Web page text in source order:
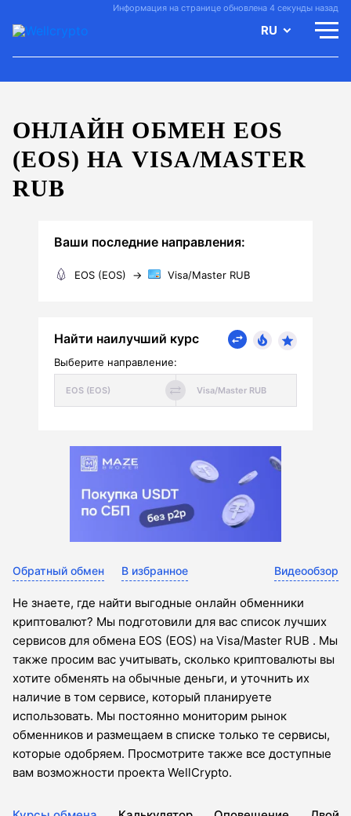
Информация на странице обновлена 4 секунды назад
RU
ОНЛАЙН ОБМЕН EOS
(EOS) НА VISA/MASTER
RUB
Ваши последние направления:
EOS (EOS) → Visa/Master RUB
Найти наилучший курс
Выберите направление:
Обратный обмен В избранное Видеообзор
Не знаете, где найти выгодные онлайн обменники
криптовалют? Мы подготовили для вас список лучших
сервисов для обмена EOS (EOS) на Visa/Master RUB . Мы
также просим вас учитывать, сколько криптовалюты вы
хотите обменять на обычные деньги, и уточнить их
наличие в том сервисе, который планируете
использовать. Мы постоянно мониторим рынок
обменников и размещаем в списке только те сервисы,
которые одобряем. Просмотрите также все доступные
вам возможности проекта WellCrypto.